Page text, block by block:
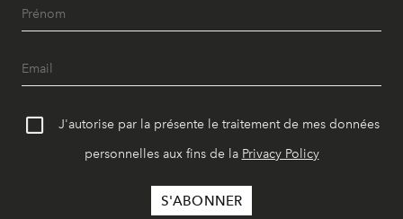
J'autorise par la présente le traitement de mes données
personnelles aux fins de la Privacy Policy